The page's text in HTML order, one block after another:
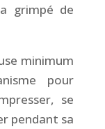
grimpé de
minimum
pour
se
pendant sa